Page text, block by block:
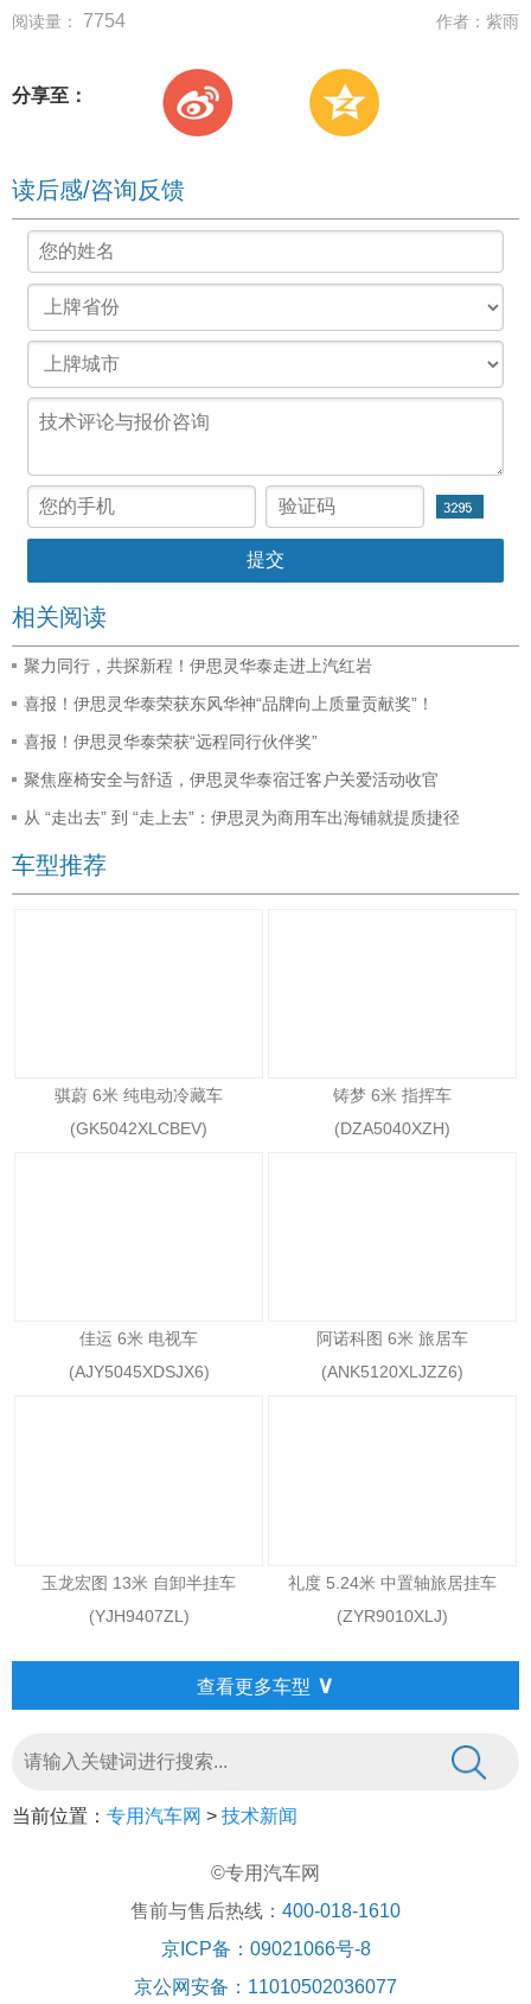
阅读量： 7754 作者： 紫雨
分享至：
读后感/咨询反馈
相关阅读
聚力同行，共探新程！伊思灵华泰走进上汽红岩
喜报！伊思灵华泰荣获东风华神“品牌向上质量贡献奖”！
喜报！伊思灵华泰荣获“远程同行伙伴奖”
聚焦座椅安全与舒适，伊思灵华泰宿迁客户关爱活动收官
从 “走出去” 到 “走上去”：伊思灵为商用车出海铺就提质捷径
车型推荐
骐蔚 6米 纯电动冷藏车
(GK5042XLCBEV)
铸梦 6米 指挥车
(DZA5040XZH)
佳运 6米 电视车
(AJY5045XDSJX6)
阿诺科图 6米 旅居车
(ANK5120XLJZZ6)
玉龙宏图 13米 自卸半挂车
(YJH9407ZL)
礼度 5.24米 中置轴旅居挂车
(ZYR9010XLJ)
查看更多车型 ∨
当前位置： 专用汽车网 > 技术新闻
©专用汽车网
售前与售后热线： 400-018-1610
京ICP备：09021066号-8
京公网安备：11010502036077